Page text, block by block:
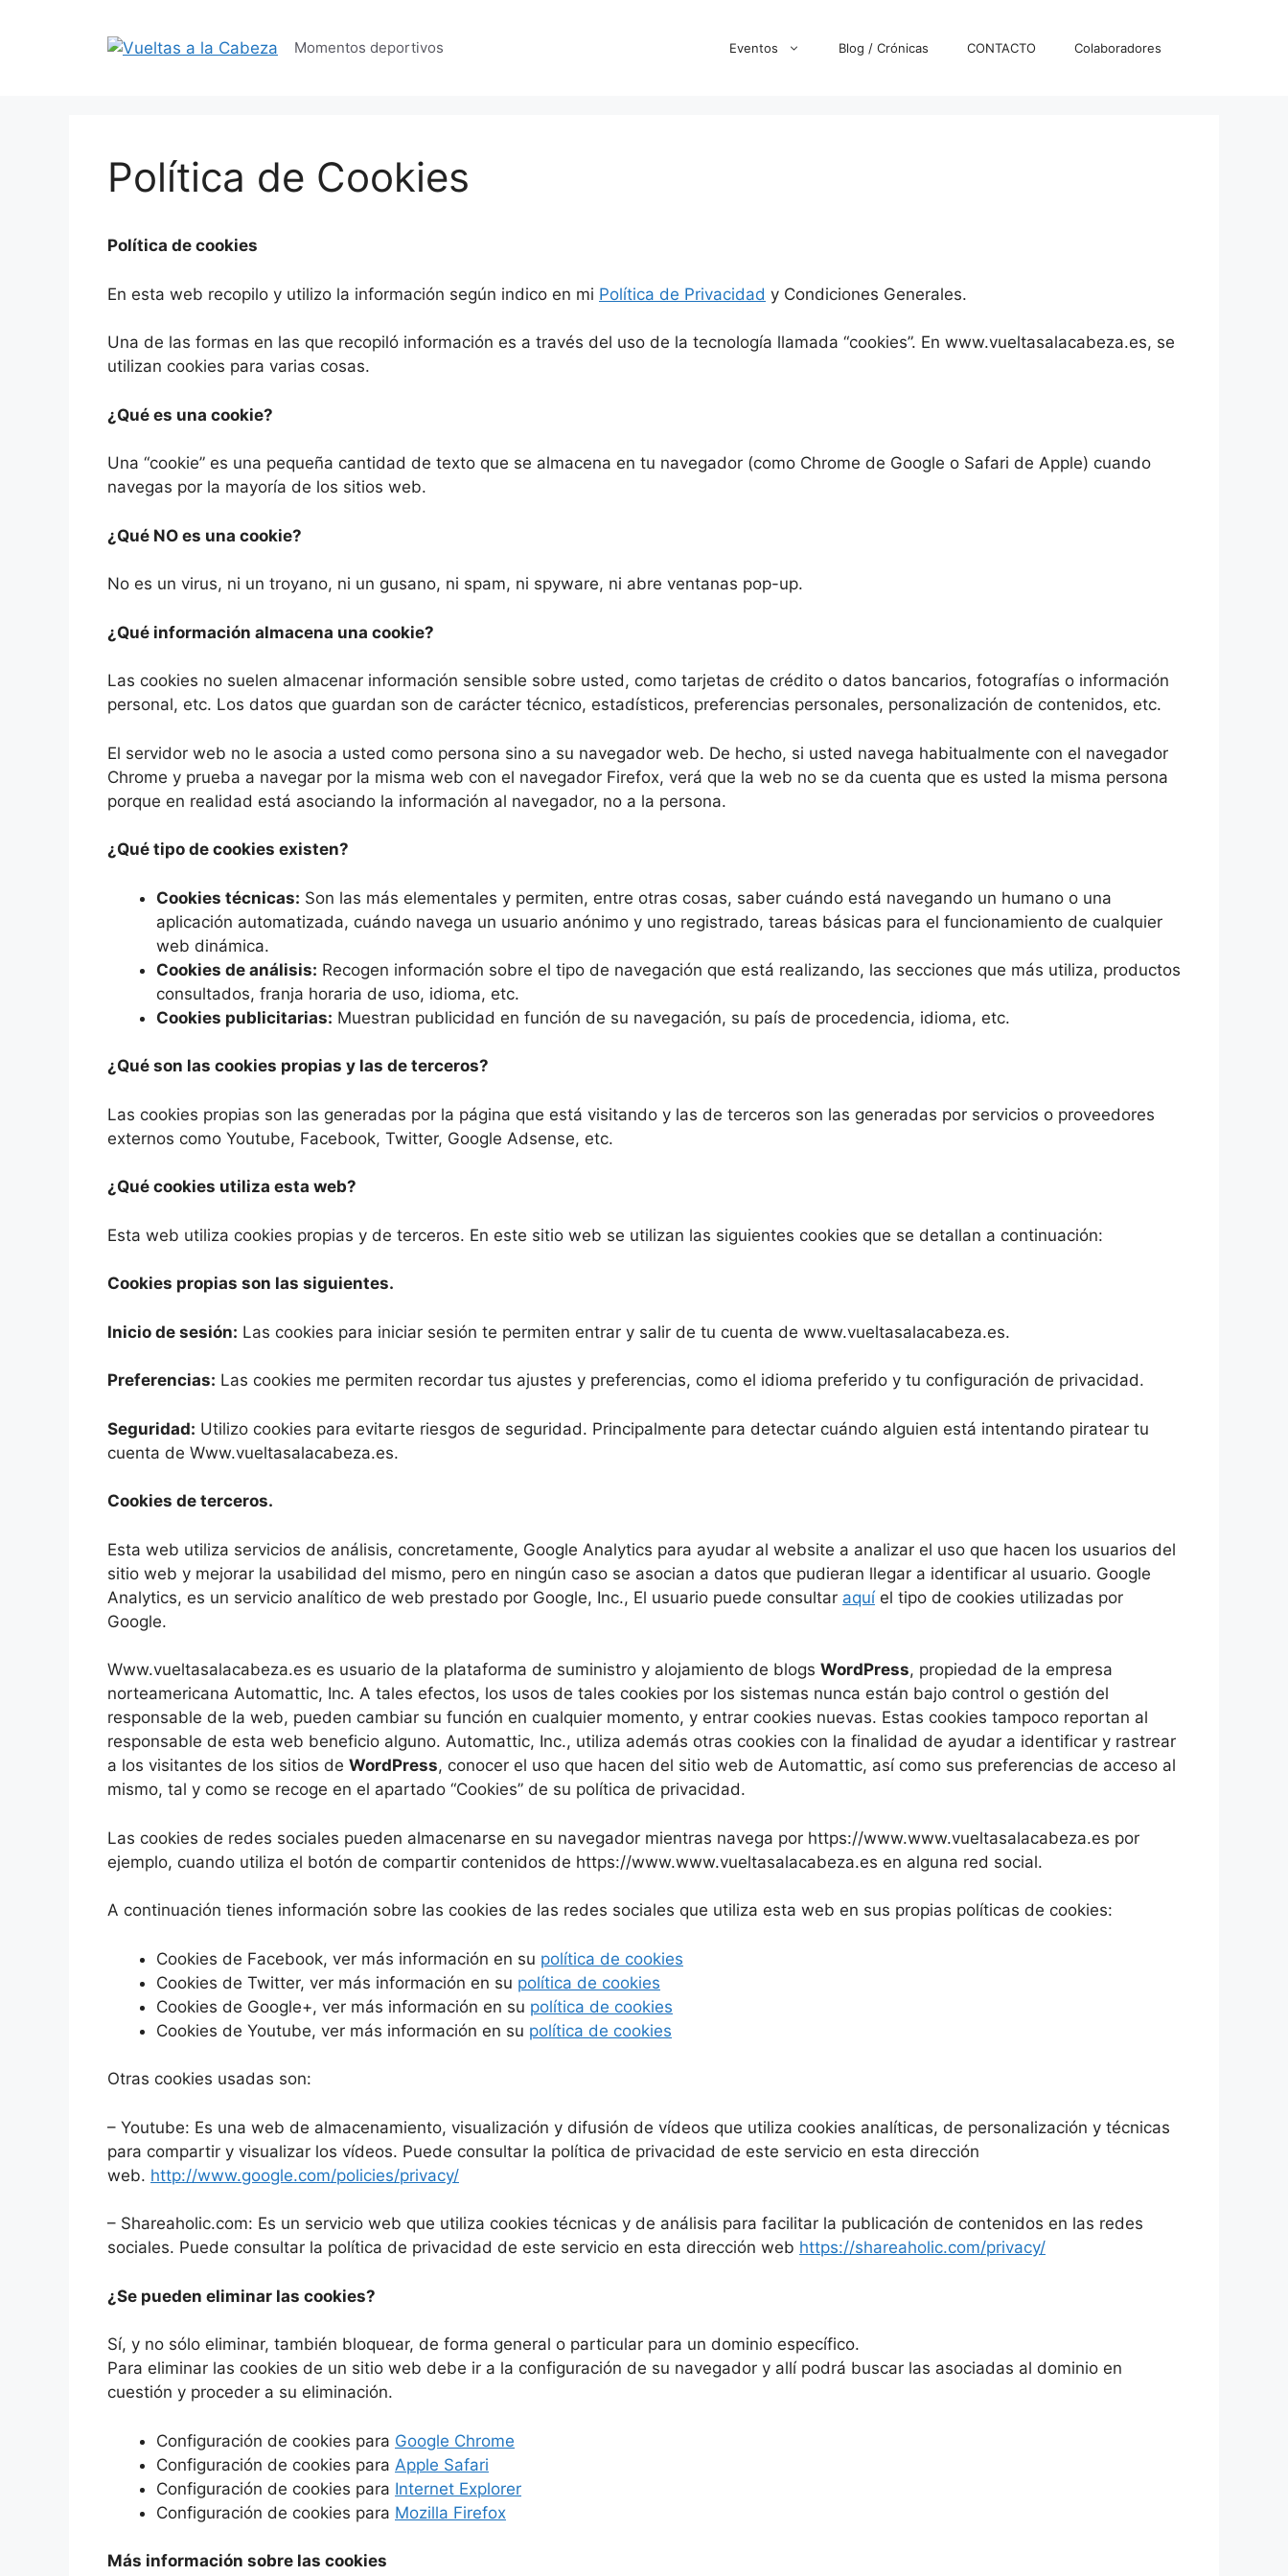
Momentos deportivos Eventos Blog / Crónicas CONTACTO Colaboradores
Política de Cookies
Política de cookies
En esta web recopilo y utilizo la información según indico en mi Política de Privacidad y Condiciones Generales.
Una de las formas en las que recopiló información es a través del uso de la tecnología llamada “cookies”. En www.vueltasalacabeza.es, se
utilizan cookies para varias cosas.
¿Qué es una cookie?
Una “cookie” es una pequeña cantidad de texto que se almacena en tu navegador (como Chrome de Google o Safari de Apple) cuando
navegas por la mayoría de los sitios web.
¿Qué NO es una cookie?
No es un virus, ni un troyano, ni un gusano, ni spam, ni spyware, ni abre ventanas pop-up.
¿Qué información almacena una cookie?
Las cookies no suelen almacenar información sensible sobre usted, como tarjetas de crédito o datos bancarios, fotografías o información
personal, etc. Los datos que guardan son de carácter técnico, estadísticos, preferencias personales, personalización de contenidos, etc.
El servidor web no le asocia a usted como persona sino a su navegador web. De hecho, si usted navega habitualmente con el navegador
Chrome y prueba a navegar por la misma web con el navegador Firefox, verá que la web no se da cuenta que es usted la misma persona
porque en realidad está asociando la información al navegador, no a la persona.
¿Qué tipo de cookies existen?
Cookies técnicas: Son las más elementales y permiten, entre otras cosas, saber cuándo está navegando un humano o una
aplicación automatizada, cuándo navega un usuario anónimo y uno registrado, tareas básicas para el funcionamiento de cualquier
web dinámica.
Cookies de análisis: Recogen información sobre el tipo de navegación que está realizando, las secciones que más utiliza, productos
consultados, franja horaria de uso, idioma, etc.
Cookies publicitarias: Muestran publicidad en función de su navegación, su país de procedencia, idioma, etc.
¿Qué son las cookies propias y las de terceros?
Las cookies propias son las generadas por la página que está visitando y las de terceros son las generadas por servicios o proveedores
externos como Youtube, Facebook, Twitter, Google Adsense, etc.
¿Qué cookies utiliza esta web?
Esta web utiliza cookies propias y de terceros. En este sitio web se utilizan las siguientes cookies que se detallan a continuación:
Cookies propias son las siguientes.
Inicio de sesión: Las cookies para iniciar sesión te permiten entrar y salir de tu cuenta de www.vueltasalacabeza.es.
Preferencias: Las cookies me permiten recordar tus ajustes y preferencias, como el idioma preferido y tu configuración de privacidad.
Seguridad: Utilizo cookies para evitarte riesgos de seguridad. Principalmente para detectar cuándo alguien está intentando piratear tu
cuenta de Www.vueltasalacabeza.es.
Cookies de terceros.
Esta web utiliza servicios de análisis, concretamente, Google Analytics para ayudar al website a analizar el uso que hacen los usuarios del
sitio web y mejorar la usabilidad del mismo, pero en ningún caso se asocian a datos que pudieran llegar a identificar al usuario. Google
Analytics, es un servicio analítico de web prestado por Google, Inc., El usuario puede consultar aquíel tipo de cookies utilizadas por
Google.
Www.vueltasalacabeza.es es usuario de la plataforma de suministro y alojamiento de blogs WordPress, propiedad de la empresa
norteamericana Automattic, Inc. A tales efectos, los usos de tales cookies por los sistemas nunca están bajo control o gestión del
responsable de la web, pueden cambiar su función en cualquier momento, y entrar cookies nuevas. Estas cookies tampoco reportan al
responsable de esta web beneficio alguno. Automattic, Inc., utiliza además otras cookies con la finalidad de ayudar a identificar y rastrear
a los visitantes de los sitios de WordPress, conocer el uso que hacen del sitio web de Automattic, así como sus preferencias de acceso al
mismo, tal y como se recoge en el apartado “Cookies” de su política de privacidad.
Las cookies de redes sociales pueden almacenarse en su navegador mientras navega por https://www.www.vueltasalacabeza.es por
ejemplo, cuando utiliza el botón de compartir contenidos de https://www.www.vueltasalacabeza.es en alguna red social.
A continuación tienes información sobre las cookies de las redes sociales que utiliza esta web en sus propias políticas de cookies:
Cookies de Facebook, ver más información en su política de cookies
Cookies de Twitter, ver más información en su política de cookies
Cookies de Google+, ver más información en su política de cookies
Cookies de Youtube, ver más información en su política de cookies
Otras cookies usadas son:
– Youtube: Es una web de almacenamiento, visualización y difusión de vídeos que utiliza cookies analíticas, de personalización y técnicas
para compartir y visualizar los vídeos. Puede consultar la política de privacidad de este servicio en esta dirección
web. http://www.google.com/policies/privacy/
– Shareaholic.com: Es un servicio web que utiliza cookies técnicas y de análisis para facilitar la publicación de contenidos en las redes
sociales. Puede consultar la política de privacidad de este servicio en esta dirección web https://shareaholic.com/privacy/
¿Se pueden eliminar las cookies?
Sí, y no sólo eliminar, también bloquear, de forma general o particular para un dominio específico.
Para eliminar las cookies de un sitio web debe ir a la configuración de su navegador y allí podrá buscar las asociadas al dominio en
cuestión y proceder a su eliminación.
Configuración de cookies para Google Chrome
Configuración de cookies para Apple Safari
Configuración de cookies para Internet Explorer
Configuración de cookies para Mozilla Firefox
Más información sobre las cookies